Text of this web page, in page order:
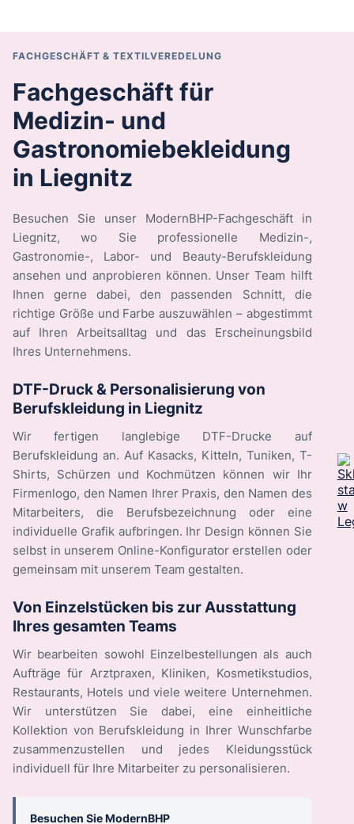
FACHGESCHÄFT & TEXTILVEREDELUNG
Fachgeschäft für
Medizin- und
Gastronomiebekleidung
in Liegnitz
Besuchen Sie unser ModernBHP-Fachgeschäft in
Liegnitz, wo Sie professionelle Medizin-,
Gastronomie-, Labor- und Beauty-Berufskleidung
ansehen und anprobieren können. Unser Team hilft
Ihnen gerne dabei, den passenden Schnitt, die
richtige Größe und Farbe auszuwählen – abgestimmt
auf Ihren Arbeitsalltag und das Erscheinungsbild
Ihres Unternehmens.
DTF-Druck & Personalisierung von
Berufskleidung in Liegnitz
Wir fertigen langlebige DTF-Drucke auf
Berufskleidung an. Auf Kasacks, Kitteln, Tuniken, T-
Shirts, Schürzen und Kochmützen können wir Ihr
Firmenlogo, den Namen Ihrer Praxis, den Namen des
Mitarbeiters, die Berufsbezeichnung oder eine
individuelle Grafik aufbringen. Ihr Design können Sie
selbst in unserem Online-Konfigurator erstellen oder
gemeinsam mit unserem Team gestalten.
Von Einzelstücken bis zur Ausstattung
Ihres gesamten Teams
Wir bearbeiten sowohl Einzelbestellungen als auch
Aufträge für Arztpraxen, Kliniken, Kosmetikstudios,
Restaurants, Hotels und viele weitere Unternehmen.
Wir unterstützen Sie dabei, eine einheitliche
Kollektion von Berufskleidung in Ihrer Wunschfarbe
zusammenzustellen und jedes Kleidungsstück
individuell für Ihre Mitarbeiter zu personalisieren.
Besuchen Sie ModernBHP